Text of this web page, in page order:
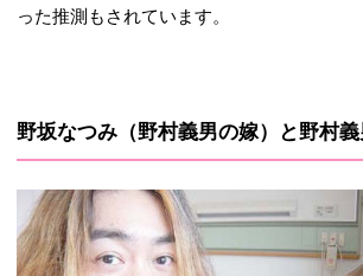
った推測もされています。
野坂なつみ（野村義男の嫁）と野村